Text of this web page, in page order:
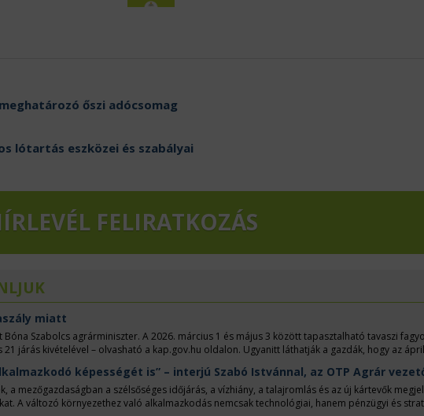
őszi adócsomag
lótartás eszközei és szabályai
FELIRATKOZÁS
miatt
Szabolcs agrárminiszter. A 2026. március 1 és május 3 között tapasztalható tavaszi
járás kivételével – olvasható a kap.gov.hu oldalon. Ugyanitt láthatják a gazdák, hogy az
szórták a kukorica és a napraforgó vetőmagját. Könnyíti a gazdák helyzetét, hogy a
hitelt érdemlő tanúsítást is jelentek.
képességét is” – interjú Szabó Istvánnal, az OTP Agrár
a mezőgazdaságban a szélsőséges időjárás, a vízhiány, a talajromlás és az új kártevők
A változó környezethez való alkalmazkodás nemcsak technológiai, hanem pénzügyi és